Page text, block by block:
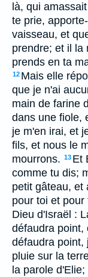
là, qui
te prie,
vaisseau, et
prendre; et il la
prends en ta
12 Mais elle
que je n'ai
main de farine
dans une fiole,
je m'en irai, et
fils, et nous le
mourrons. 13 Et
comme tu dis;
petit gâteau, et
pour toi et pour
Dieu d'Israël :
défaudra point,
défaudra point,
pluie sur la
la parole